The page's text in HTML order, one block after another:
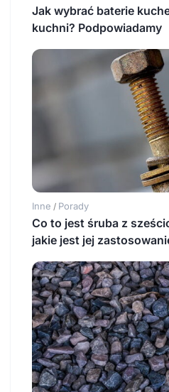
Jak wybrać baterie
kuchni? Podpowiadamy
Inne / Porady
Co to jest śruba z
jakie jest jej